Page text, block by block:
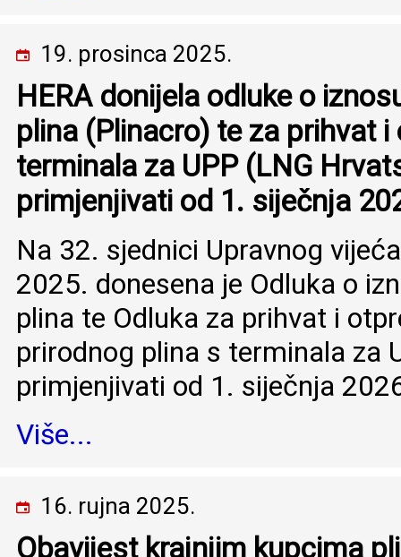
19. prosinca 2025.
HERA donijela odluke o
plina (Plinacro) te za prihvat
terminala za UPP (LNG
primjenjivati od 1. siječnja
Na 32. sjednici Upravnog
2025. donesena je Odluka o
plina te Odluka za prihvat i
prirodnog plina s terminala za
primjenjivati od 1. siječnja
Više...
16. rujna 2025.
Obavijest krajnjim kupcima